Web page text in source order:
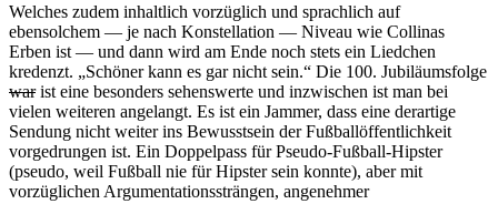
Welches zudem inhaltlich vorzüglich und sprachlich auf
ebensolchem — je nach Konstellation — Niveau wie Collinas
Erben ist — und dann wird am Ende noch stets ein Liedchen
kredenzt. „Schöner kann es gar nicht sein.“ Die 100. Jubiläumsfolge
warist eine besonders sehenswerte und inzwischen ist man bei
vielen weiteren angelangt. Es ist ein Jammer, dass eine derartige
Sendung nicht weiter ins Bewusstsein der Fußballöffentlichkeit
vorgedrungen ist. Ein Doppelpass für Pseudo-Fußball-Hipster
(pseudo, weil Fußball nie für Hipster sein konnte), aber mit
vorzüglichen Argumentationssträngen, angenehmer